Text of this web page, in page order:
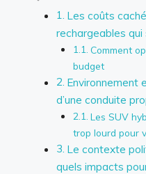
Les coûts
rechargeables
Comment
budget
Environnement
d’une conduite
Les SUV
trop lourd pour
Le contexte
quels impacts